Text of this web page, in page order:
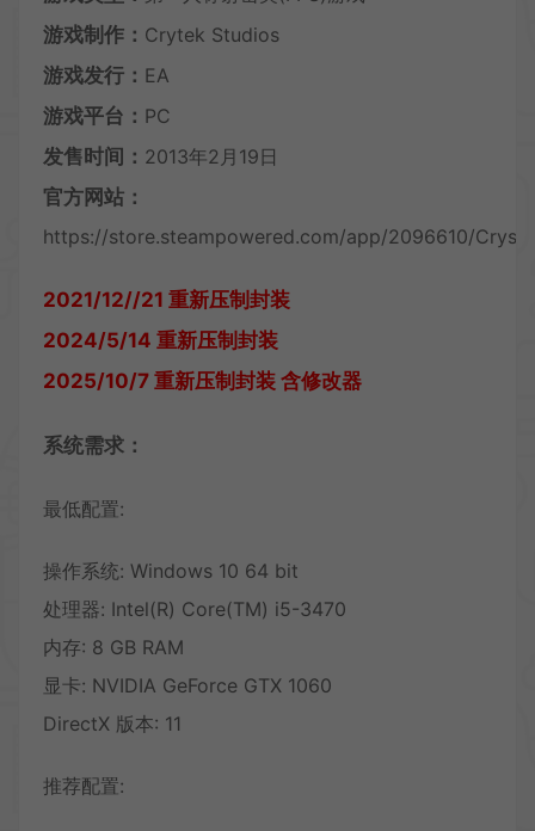
游戏制作： Crytek Studios
游戏发行： EA
游戏平台： PC
发售时间： 2013年2月19日
官方网站：
https://store.steampowered.com/app/2096610/
2021/12//21 重新压制封装
2024/5/14 重新压制封装
2025/10/7 重新压制封装 含修改器
系统需求：
最低配置:
操作系统: Windows 10 64 bit
处理器: Intel(R) Core(TM) i5-3470
内存: 8 GB RAM
显卡: NVIDIA GeForce GTX 1060
DirectX 版本: 11
推荐配置: